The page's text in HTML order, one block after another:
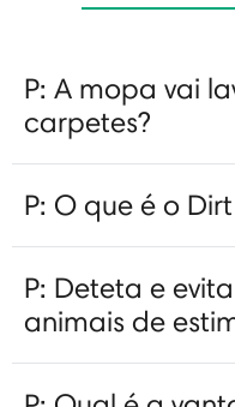
P: A mopa vai
carpetes?
P: O que é o
P: Deteta e
animais de